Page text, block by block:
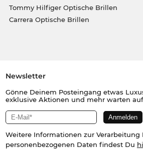
Tommy Hilfiger Optische Brillen
Carrera Optische Brillen
Newsletter
Gönne Deinem Posteingang etwas
exklusive Aktionen und mehr warten
Weitere Informationen zur Verarbeitung
personenbezogenen Daten findest Du